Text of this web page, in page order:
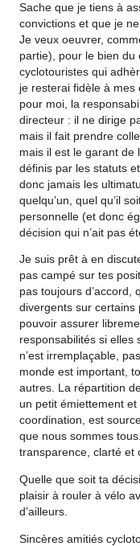
Sache que je tiens à
convictions et que je
Je veux oeuvrer,
partie), pour le bien du
cyclotouristes qui
je resterai fidèle à mes
pour moi, la
directeur : il ne dirige
mais il fait prendre
mais il est le garant de
définis par les statuts
donc jamais les
quelqu’un, quel qu’il
personnelle (et donc
décision qui n’ait pas
Je suis prêt à en
pas campé sur tes
pas toujours d’accord,
divergents sur certains
pouvoir assurer
responsabilités si elles
n’est irremplaçable,
monde est important,
autres. La répartition
un petit émiettement
coordination, est
que nous sommes
transparence, clarté et
Quelle que soit ta
plaisir à rouler à vélo
d’ailleurs.
Sincères amitiés